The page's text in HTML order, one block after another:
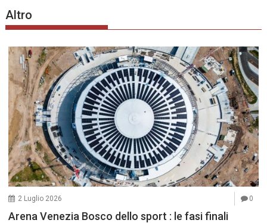
Altro
2 Luglio 2026 0
Arena Venezia Bosco dello sport : le fasi finali